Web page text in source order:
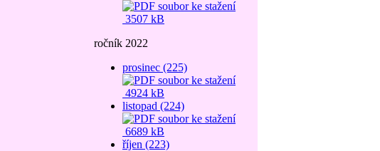
3507 kB
ročník 2022
prosinec (225)
4924 kB
listopad (224)
6689 kB
říjen (223)